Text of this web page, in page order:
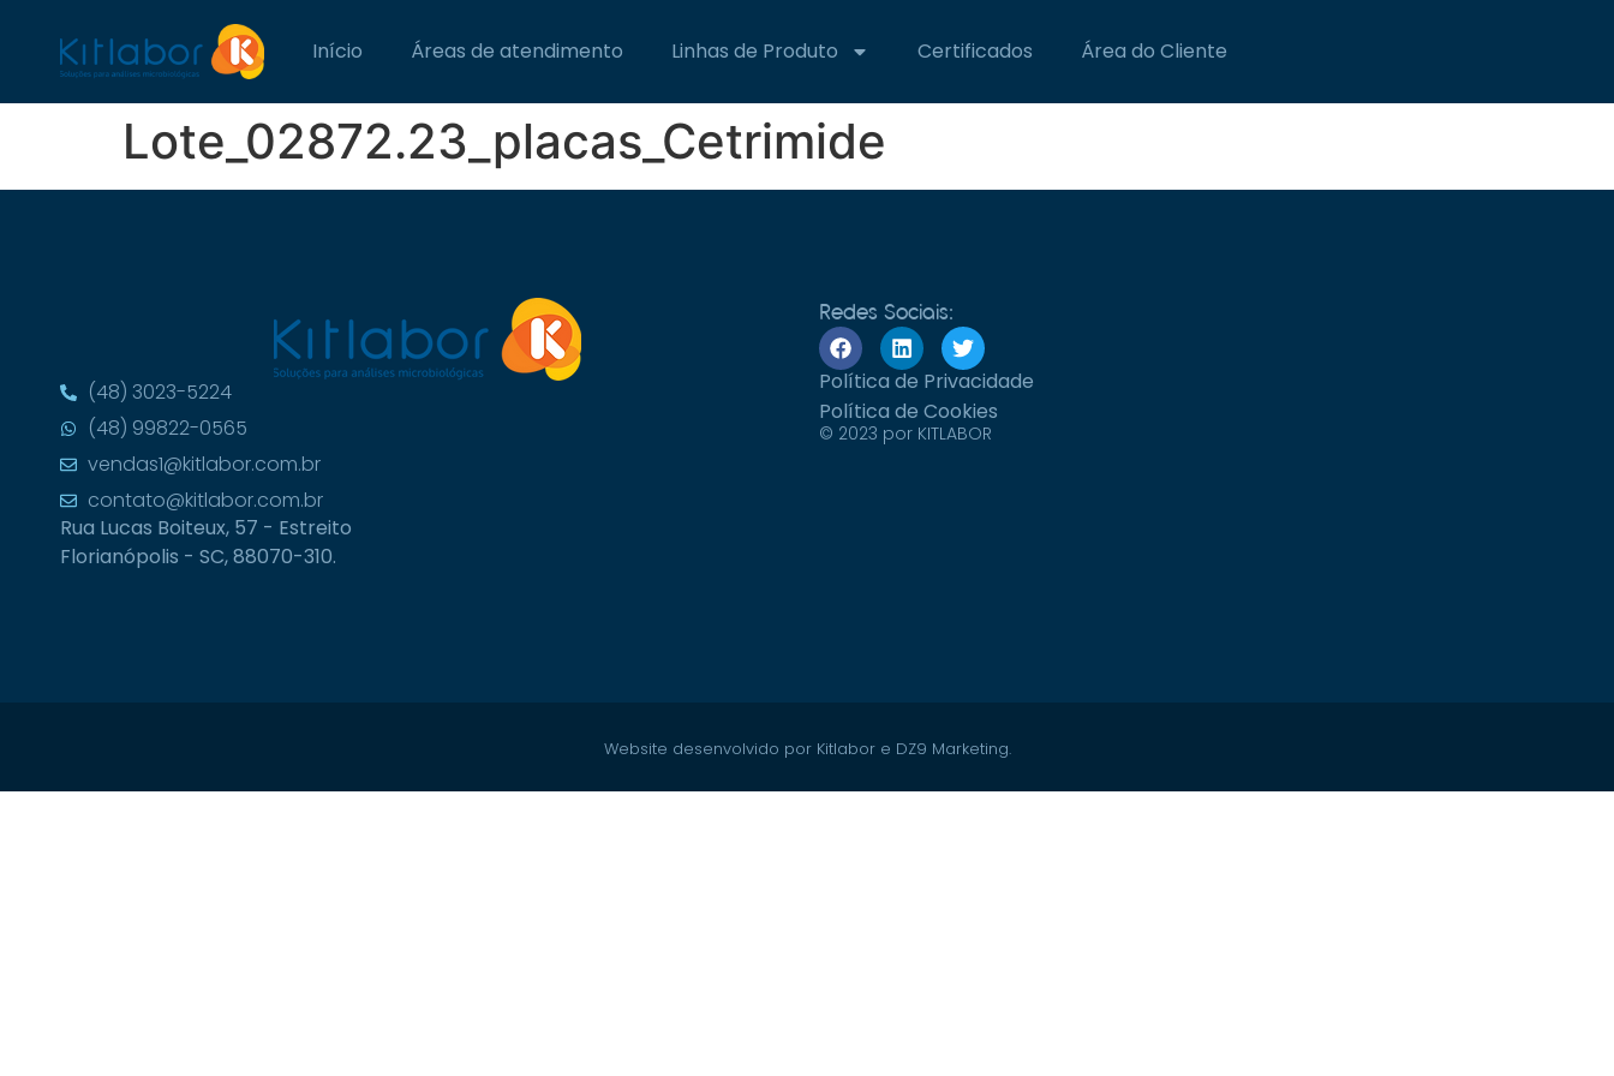
Início Áreas de atendimento Linhas de Produto Certificados Área do Cliente
Lote_02872.23_placas_Cetrimide
(48) 3023-5224
(48) 99822-0565
vendas1@kitlabor.com.br
contato@kitlabor.com.br
Rua Lucas Boiteux, 57 - Estreito
Florianópolis - SC, 88070-310.
Redes Sociais:
Política de Privacidade
Política de Cookies
© 2023 por KITLABOR
Website desenvolvido por Kitlabor e DZ9 Marketing.